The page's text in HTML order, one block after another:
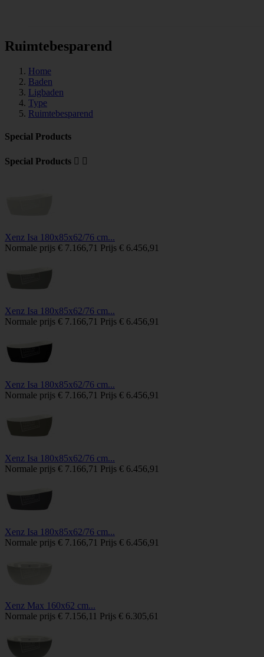
Ruimtebesparend
Home
Baden
Ligbaden
Type
Ruimtebesparend
Special Products
Special Products  
Xenz Isa 180x85x62/76 cm...
Normale prijs € 7.166,71 Prijs € 6.456,91
Xenz Isa 180x85x62/76 cm...
Normale prijs € 7.166,71 Prijs € 6.456,91
Xenz Isa 180x85x62/76 cm...
Normale prijs € 7.166,71 Prijs € 6.456,91
Xenz Isa 180x85x62/76 cm...
Normale prijs € 7.166,71 Prijs € 6.456,91
Xenz Isa 180x85x62/76 cm...
Normale prijs € 7.166,71 Prijs € 6.456,91
Xenz Max 160x62 cm...
Normale prijs € 7.156,11 Prijs € 6.305,61